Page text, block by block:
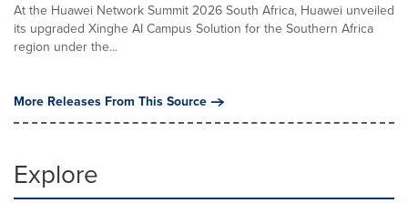
At the Huawei Network Summit 2026 South Africa, Huawei unveiled
its upgraded Xinghe AI Campus Solution for the Southern Africa
region under the...
More Releases From This Source
Explore